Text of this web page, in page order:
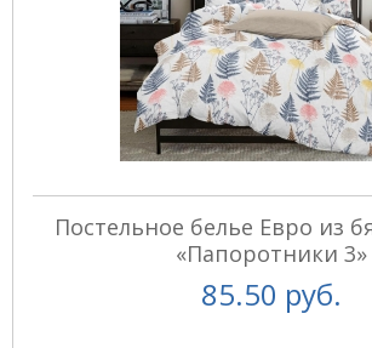
Постельное белье Евро из
«Папоротники 3»
85.50 руб.